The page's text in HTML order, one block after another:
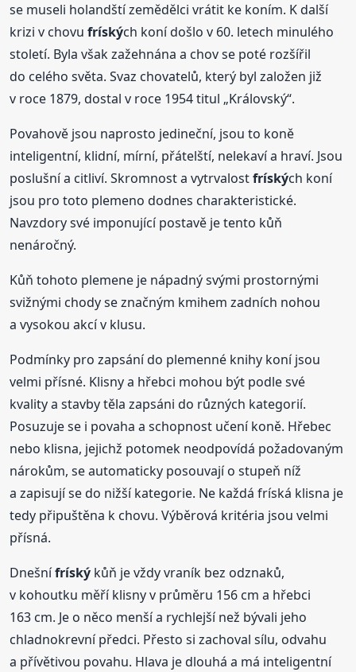
se museli holandští zemědělci vrátit ke koním. K další
krizi v chovufríských koní došlo v 60. letech minulého
století. Byla však zažehnána a chov se poté rozšířil
do celého světa. Svaz chovatelů, který byl založen již
v roce 1879, dostal v roce 1954 titul „Královský“.
Povahově jsou naprosto jedineční, jsou to koně
inteligentní, klidní, mírní, přátelští, nelekaví a hraví. Jsou
poslušní a citliví. Skromnost a vytrvalostfríských koní
jsou pro toto plemeno dodnes charakteristické.
Navzdory své imponující postavě je tento kůň
nenáročný.
Kůň tohoto plemene je nápadný svými prostornými
svižnými chody se značným kmihem zadních nohou
a vysokou akcí v klusu.
Podmínky pro zapsání do plemenné knihy koní jsou
velmi přísné. Klisny a hřebci mohou být podle své
kvality a stavby těla zapsáni do různých kategorií.
Posuzuje se i povaha a schopnost učení koně. Hřebec
nebo klisna, jejichž potomek neodpovídá požadovaným
nárokům, se automaticky posouvají o stupeň níž
a zapisují se do nižší kategorie. Ne každá fríská klisna je
tedy připuštěna k chovu. Výběrová kritéria jsou velmi
přísná.
Dnešnífríský kůň je vždy vraník bez odznaků,
v kohoutku měří klisny v průměru 156 cm a hřebci
163 cm. Je o něco menší a rychlejší než bývali jeho
chladnokrevní předci. Přesto si zachoval sílu, odvahu
a přívětivou povahu. Hlava je dlouhá a má inteligentní